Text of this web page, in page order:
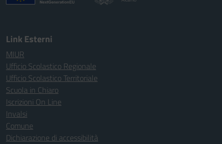
Link Esterni
MIUR
Ufficio Scolastico Regionale
Ufficio Scolastico Territoriale
Scuola in Chiaro
Iscrizioni On Line
Invalsi
Comune
Dichiarazione di accessibilità